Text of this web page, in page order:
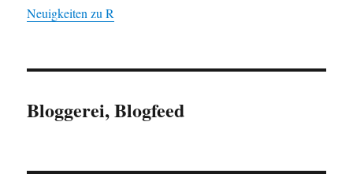
Neuigkeiten zu R
Bloggerei, Blogfeed